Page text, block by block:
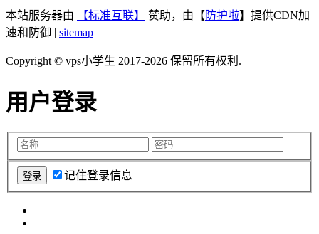
本站服务器由 【标准互联】 赞助，由【 防护啦】提供CDN加
速和防御 | sitemap
Copyright © vps小学生 2017-2026 保留所有权利.
用户登录
记住登录信息